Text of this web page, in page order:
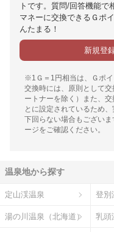
トです。質問/回答機能で
マネーに交換できるＧポ
んたまる！
新規登
※1Ｇ＝1円相当は、Ｇポイ
交換時には、原則として
ートナーを除く）また、
とに設定されているため
下回らない場合もござい
ージをご確認ください。
温泉地から探す
定山渓温泉 登別
湯の川温泉（北海道） 乳頭